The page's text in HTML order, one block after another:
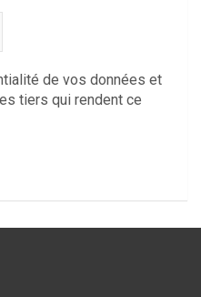
de vos données et
tiers qui rendent ce